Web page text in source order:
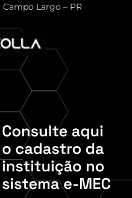
Campo Largo – PR